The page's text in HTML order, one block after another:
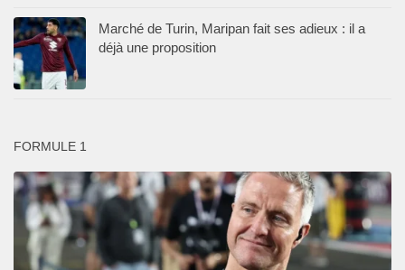
Marché de Turin, Maripan fait ses adieux : il a
déjà une proposition
FORMULE 1